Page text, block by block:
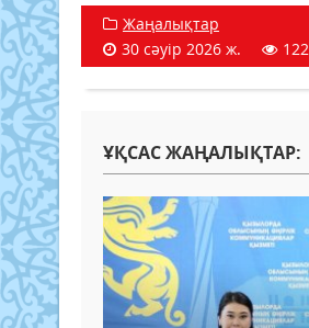
Жаңалықтар
30 сәуір 2026 ж.
122
ҰҚСАС ЖАҢАЛЫҚТАР: